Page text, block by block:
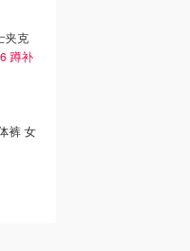
夹克
蹲补
裤 女